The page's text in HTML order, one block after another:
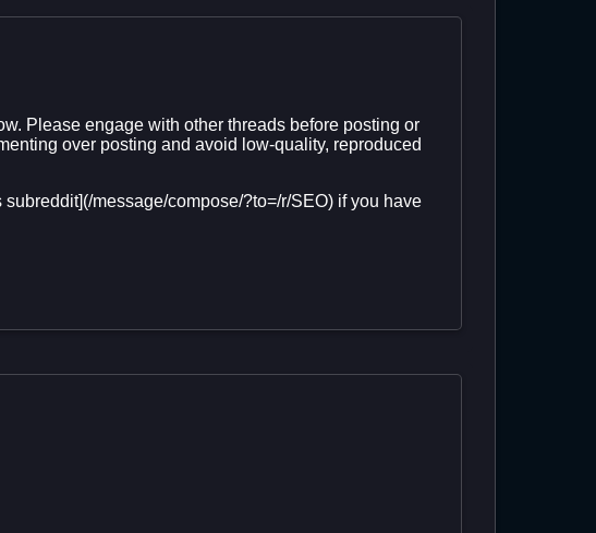
Please engage with other threads before posting or
over posting and avoid low-quality, reproduced
message/compose/?to=/r/SEO) if you have